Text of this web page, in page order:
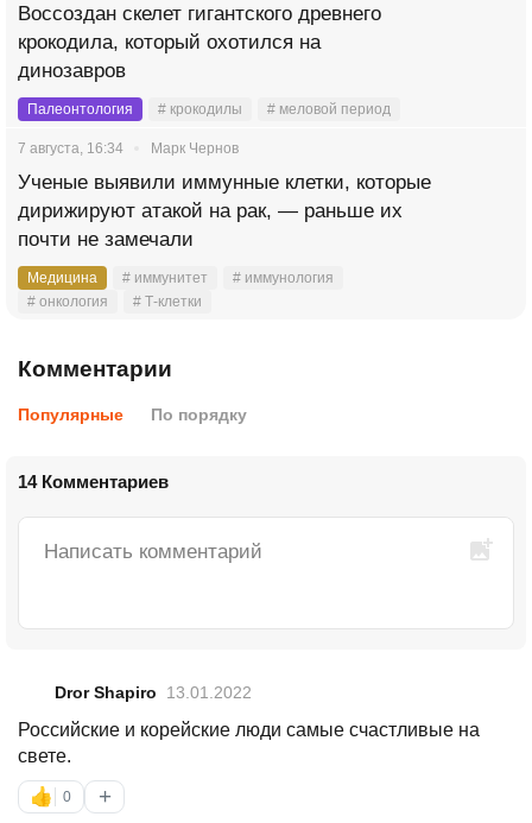
Воссоздан скелет гигантского древнего
крокодила, который охотился на
динозавров
Палеонтология # крокодилы # меловой период
7 августа, 16:34 Марк Чернов
Ученые выявили иммунные клетки, которые
дирижируют атакой на рак, — раньше их
почти не замечали
Медицина # иммунитет
# иммунология
# онкология
# Т-клетки
Комментарии
Популярные По порядку
14 Комментариев
Dror Shapiro 13.01.2022
Российские и корейские люди самые счастливые на
свете.
👍 0 +